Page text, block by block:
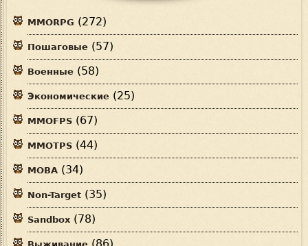
MMORPG (272)
Пошаговые (57)
Военные (58)
Экономические (25)
MMOFPS (67)
MMOTPS (44)
MOBA (34)
Non-Target (35)
Sandbox (78)